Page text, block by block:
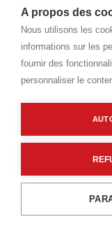
A propos des
Nous utilisons les
informations sur les
fournir des
personnaliser le
51,10 €TTC/
Livraisons &
Livraison
Les Plus produit